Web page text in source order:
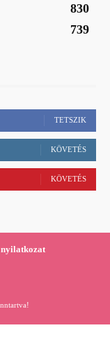
830
739
TETSZIK
KÖVETÉS
KÖVETÉS